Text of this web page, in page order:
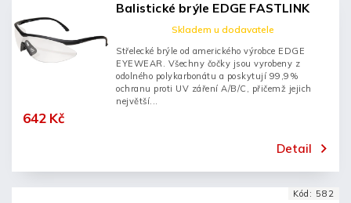
Balistické brýle EDGE FASTLINK
Skladem u dodavatele
642 Kč
Detail
Střelecké brýle od amerického výrobce EDGE
EYEWEAR. Všechny čočky jsou vyrobeny z
odolného polykarbonátu a poskytují 99,9%
ochranu proti UV záření A/B/C, přičemž jejich
největší...
Kód: 582